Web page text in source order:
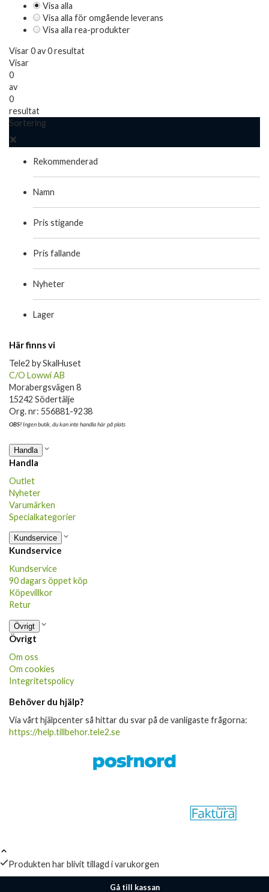
Visa alla
Visa alla för omgående leverans
Visa alla rea-produkter
Visar 0 av 0 resultat
Visar
0
av
0
resultat
Sortering
Rekommenderad
Namn
Pris stigande
Pris fallande
Nyheter
Lager
Här finns vi
Tele2 by SkalHuset
C/O Lowwi AB
Morabergsvägen 8
15242 Södertälje
Org. nr: 556881-9238
OBS!Ingen butik, du kan inte handla här på plats
Handla
Handla
Outlet
Nyheter
Varumärken
Specialkategorier
Kundservice
Kundservice
Kundservice
90 dagars öppet köp
Köpevillkor
Retur
Övrigt
Övrigt
Om oss
Om cookies
Integritetspolicy
Behöver du hjälp?
Via vårt hjälpcenter så hittar du svar på de vanligaste frågorna:
https://help.tillbehor.tele2.se
Produkten har blivit tillagd i varukorgen
Gå till kassan